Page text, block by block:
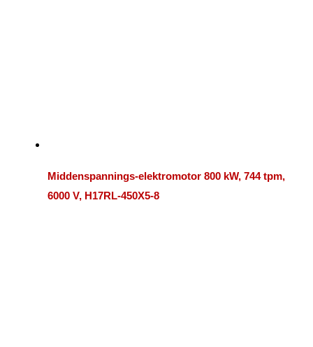
Middenspannings-elektromotor 800 kW, 744 tpm,
6000 V, H17RL-450X5-8